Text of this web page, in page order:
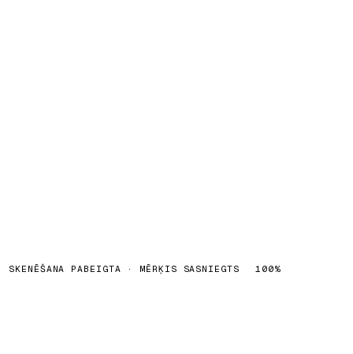
SKENĒŠANA PABEIGTA · MĒRĶIS SASNIEGTS 100%